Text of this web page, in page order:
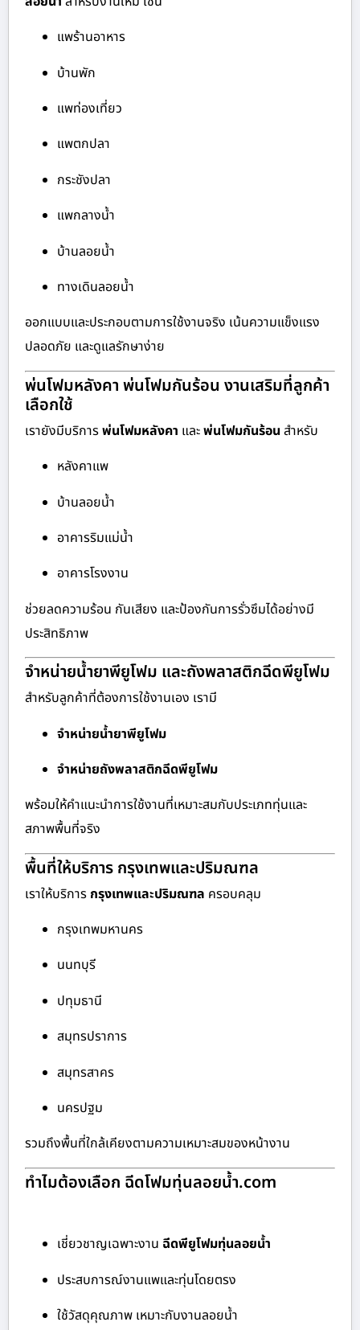
แพร้านอาหาร
บ้านพัก
แพท่องเที่ยว
แพตกปลา
กระชังปลา
แพกลางน้ำ
บ้านลอยน้ำ
ทางเดินลอยน้ำ
ออกแบบและประกอบตามการใช้งานจริง เน้นความแข็งแรง
ปลอดภัย และดูแลรักษาง่าย
พ่นโฟมหลังคา พ่นโฟมกันร้อน งานเสริมที่ลูกค้า
เลือกใช้
เรายังมีบริการพ่นโฟมหลังคา และพ่นโฟมกันร้อน สำหรับ
หลังคาแพ
บ้านลอยน้ำ
อาคารริมแม่น้ำ
อาคารโรงงาน
ช่วยลดความร้อน กันเสียง และป้องกันการรั่วซึมได้อย่างมี
ประสิทธิภาพ
จำหน่ายน้ำยาพียูโฟม และถังพลาสติกฉีดพียูโฟม
สำหรับลูกค้าที่ต้องการใช้งานเอง เรามี
จำหน่ายน้ำยาพียูโฟม
จำหน่ายถังพลาสติกฉีดพียูโฟม
พร้อมให้คำแนะนำการใช้งานที่เหมาะสมกับประเภททุ่นและ
สภาพพื้นที่จริง
พื้นที่ให้บริการ กรุงเทพและปริมณฑล
เราให้บริการ กรุงเทพและปริมณฑล ครอบคลุม
กรุงเทพมหานคร
นนทบุรี
ปทุมธานี
สมุทรปราการ
สมุทรสาคร
นครปฐม
รวมถึงพื้นที่ใกล้เคียงตามความเหมาะสมของหน้างาน
ทำไมต้องเลือก ฉีดโฟมทุ่นลอยน้ำ.com
เชี่ยวชาญเฉพาะงาน ฉีดพียูโฟมทุ่นลอยน้ำ
ประสบการณ์งานแพและทุ่นโดยตรง
ใช้วัสดุคุณภาพ เหมาะกับงานลอยน้ำ